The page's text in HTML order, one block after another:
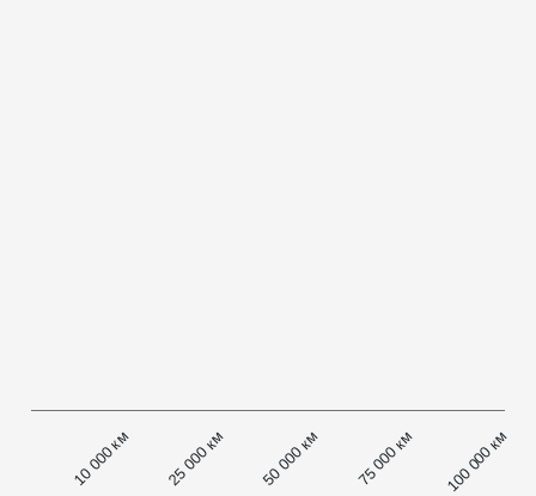
10 000 км 25 000 км 50 000 км 75 000 км 100 000 км